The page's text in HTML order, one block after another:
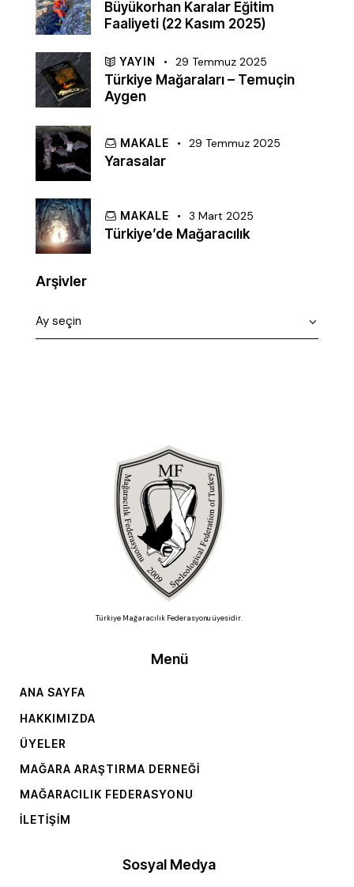
Büyükorhan Karalar Eğitim
Faaliyeti (22 Kasım 2025)
YAYIN 29 Temmuz 2025
Türkiye Mağaraları – Temuçin
Aygen
MAKALE 29 Temmuz 2025
Yarasalar
MAKALE 3 Mart 2025
Türkiye’de Mağaracılık
Arşivler
Türkiye Mağaracılık Federasyonu üyesidir.
Menü
ANA SAYFA
HAKKIMIZDA
ÜYELER
MAĞARA ARAŞTIRMA DERNEĞI
MAĞARACILIK FEDERASYONU
İLETIŞIM
Sosyal Medya